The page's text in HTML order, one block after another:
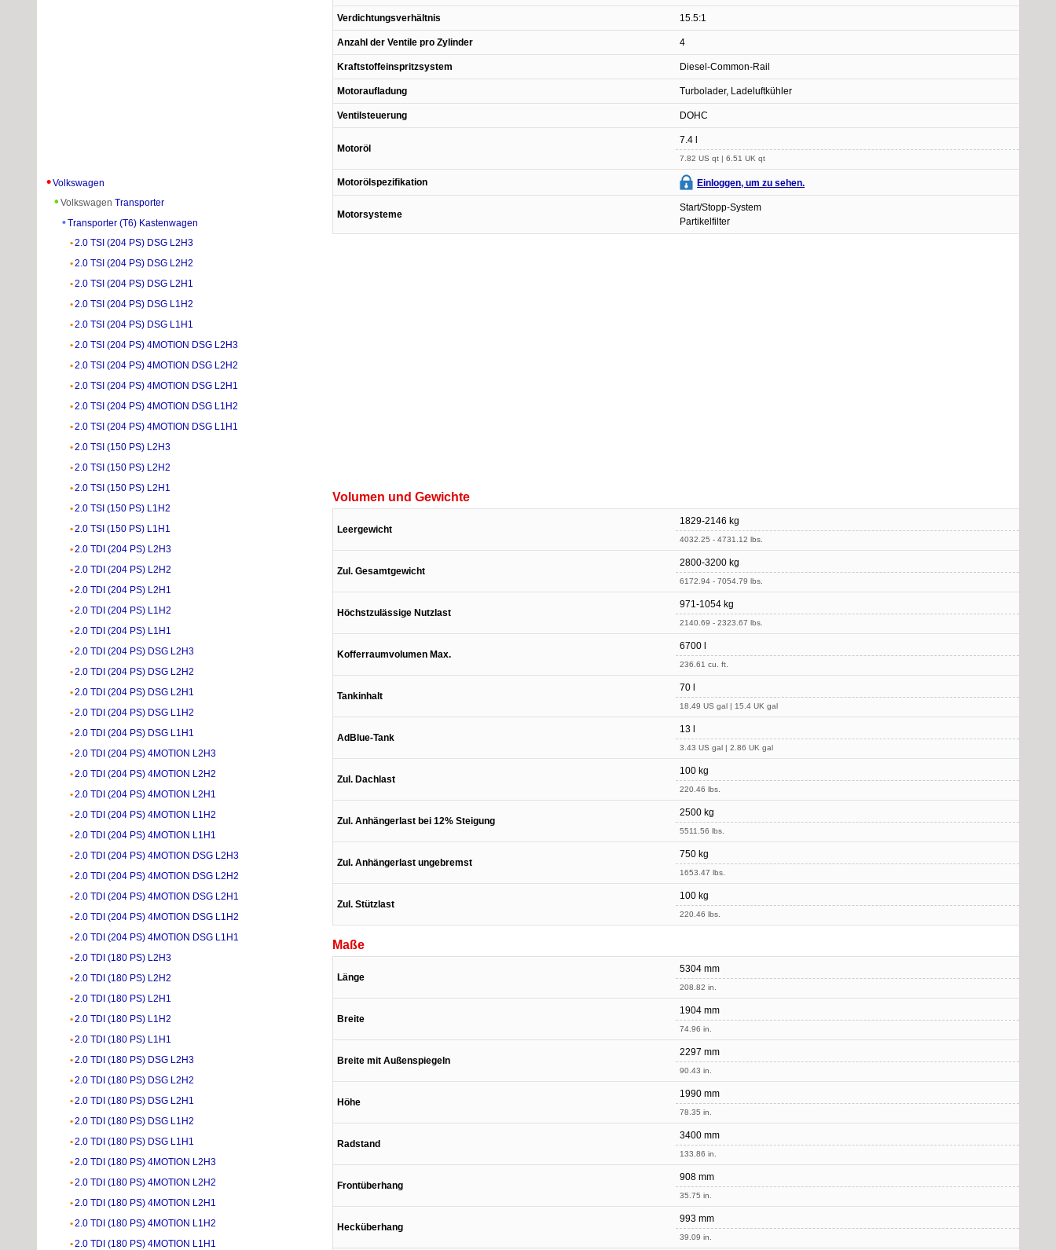
Volkswagen
Volkswagen Transporter
Transporter (T6) Kastenwagen
2.0 TSI (204 PS) DSG L2H3
2.0 TSI (204 PS) DSG L2H2
2.0 TSI (204 PS) DSG L2H1
2.0 TSI (204 PS) DSG L1H2
2.0 TSI (204 PS) DSG L1H1
2.0 TSI (204 PS) 4MOTION DSG L2H3
2.0 TSI (204 PS) 4MOTION DSG L2H2
2.0 TSI (204 PS) 4MOTION DSG L2H1
2.0 TSI (204 PS) 4MOTION DSG L1H2
2.0 TSI (204 PS) 4MOTION DSG L1H1
2.0 TSI (150 PS) L2H3
2.0 TSI (150 PS) L2H2
2.0 TSI (150 PS) L2H1
2.0 TSI (150 PS) L1H2
2.0 TSI (150 PS) L1H1
2.0 TDI (204 PS) L2H3
2.0 TDI (204 PS) L2H2
2.0 TDI (204 PS) L2H1
2.0 TDI (204 PS) L1H2
2.0 TDI (204 PS) L1H1
2.0 TDI (204 PS) DSG L2H3
2.0 TDI (204 PS) DSG L2H2
2.0 TDI (204 PS) DSG L2H1
2.0 TDI (204 PS) DSG L1H2
2.0 TDI (204 PS) DSG L1H1
2.0 TDI (204 PS) 4MOTION L2H3
2.0 TDI (204 PS) 4MOTION L2H2
2.0 TDI (204 PS) 4MOTION L2H1
2.0 TDI (204 PS) 4MOTION L1H2
2.0 TDI (204 PS) 4MOTION L1H1
2.0 TDI (204 PS) 4MOTION DSG L2H3
2.0 TDI (204 PS) 4MOTION DSG L2H2
2.0 TDI (204 PS) 4MOTION DSG L2H1
2.0 TDI (204 PS) 4MOTION DSG L1H2
2.0 TDI (204 PS) 4MOTION DSG L1H1
2.0 TDI (180 PS) L2H3
2.0 TDI (180 PS) L2H2
2.0 TDI (180 PS) L2H1
2.0 TDI (180 PS) L1H2
2.0 TDI (180 PS) L1H1
2.0 TDI (180 PS) DSG L2H3
2.0 TDI (180 PS) DSG L2H2
2.0 TDI (180 PS) DSG L2H1
2.0 TDI (180 PS) DSG L1H2
2.0 TDI (180 PS) DSG L1H1
2.0 TDI (180 PS) 4MOTION L2H3
2.0 TDI (180 PS) 4MOTION L2H2
2.0 TDI (180 PS) 4MOTION L2H1
2.0 TDI (180 PS) 4MOTION L1H2
2.0 TDI (180 PS) 4MOTION L1H1
Verdichtungsverhältnis 15.5:1
Anzahl der Ventile pro Zylinder 4
Kraftstoffeinspritzsystem Diesel-Common-Rail
Motoraufladung Turbolader, Ladeluftkühler
Ventilsteuerung DOHC
Motoröl
7.4 l
7.82 US qt | 6.51 UK qt
Motorölspezifikation Einloggen, um zu sehen.
Motorsysteme
Start/Stopp-System
Partikelfilter
Volumen und Gewichte
Leergewicht
1829-2146 kg
4032.25 - 4731.12 lbs.
Zul. Gesamtgewicht
2800-3200 kg
6172.94 - 7054.79 lbs.
Höchstzulässige Nutzlast
971-1054 kg
2140.69 - 2323.67 lbs.
Kofferraumvolumen Max.
6700 l
236.61 cu. ft.
Tankinhalt
70 l
18.49 US gal | 15.4 UK gal
AdBlue-Tank
13 l
3.43 US gal | 2.86 UK gal
Zul. Dachlast
100 kg
220.46 lbs.
Zul. Anhängerlast bei 12% Steigung
2500 kg
5511.56 lbs.
Zul. Anhängerlast ungebremst
750 kg
1653.47 lbs.
Zul. Stützlast
100 kg
220.46 lbs.
Maße
Länge
5304 mm
208.82 in.
Breite
1904 mm
74.96 in.
Breite mit Außenspiegeln
2297 mm
90.43 in.
Höhe
1990 mm
78.35 in.
Radstand
3400 mm
133.86 in.
Frontüberhang
908 mm
35.75 in.
Hecküberhang
993 mm
39.09 in.